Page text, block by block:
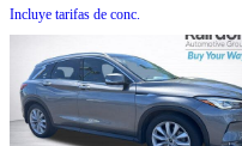
Incluye tarifas de conc.